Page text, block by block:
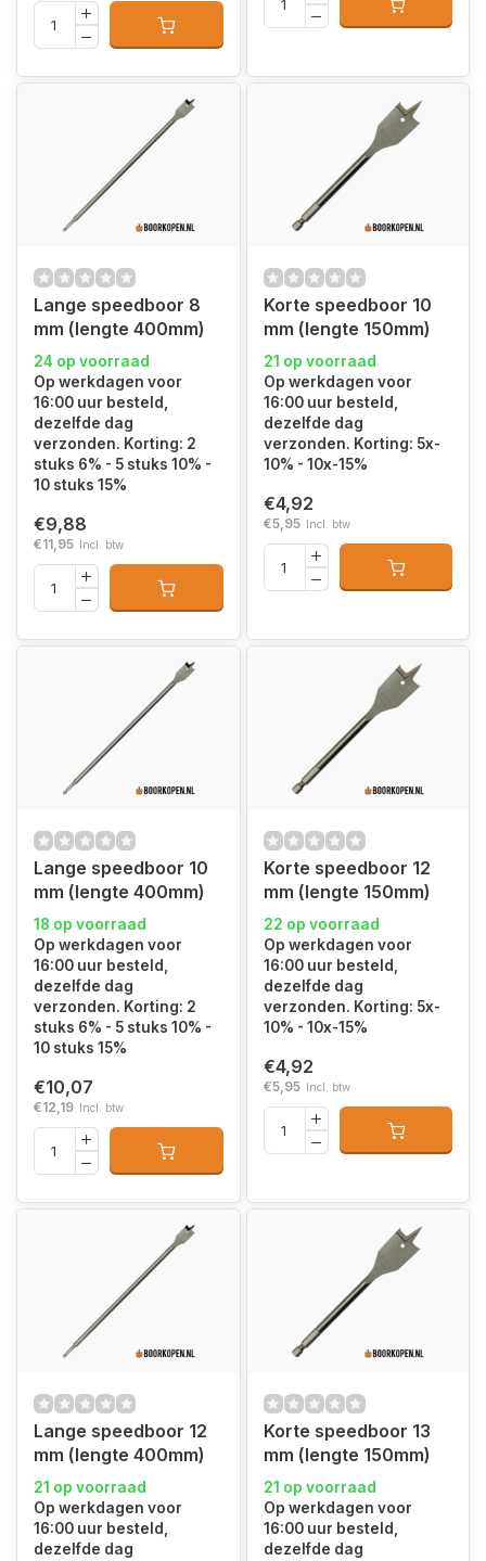
Lange speedboor 8
mm (lengte 400mm)
24 op voorraad
Op werkdagen voor
16:00 uur besteld,
dezelfde dag
verzonden. Korting: 2
stuks 6% - 5 stuks 10% -
10 stuks 15%
€9,88
€11,95 Incl. btw
Korte speedboor 10
mm (lengte 150mm)
21 op voorraad
Op werkdagen voor
16:00 uur besteld,
dezelfde dag
verzonden. Korting: 5x-
10% - 10x-15%
€4,92
€5,95 Incl. btw
Lange speedboor 10
mm (lengte 400mm)
18 op voorraad
Op werkdagen voor
16:00 uur besteld,
dezelfde dag
verzonden. Korting: 2
stuks 6% - 5 stuks 10% -
10 stuks 15%
€10,07
€12,19 Incl. btw
Korte speedboor 12
mm (lengte 150mm)
22 op voorraad
Op werkdagen voor
16:00 uur besteld,
dezelfde dag
verzonden. Korting: 5x-
10% - 10x-15%
€4,92
€5,95 Incl. btw
Lange speedboor 12
mm (lengte 400mm)
21 op voorraad
Op werkdagen voor
16:00 uur besteld,
dezelfde dag
Korte speedboor 13
mm (lengte 150mm)
21 op voorraad
Op werkdagen voor
16:00 uur besteld,
dezelfde dag